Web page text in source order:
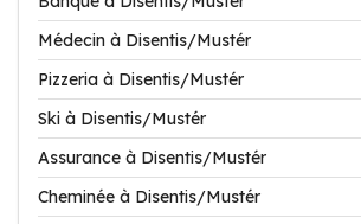
Médecin à Disentis/Mustér
Pizzeria à Disentis/Mustér
Ski à Disentis/Mustér
Assurance à Disentis/Mustér
Cheminée à Disentis/Mustér